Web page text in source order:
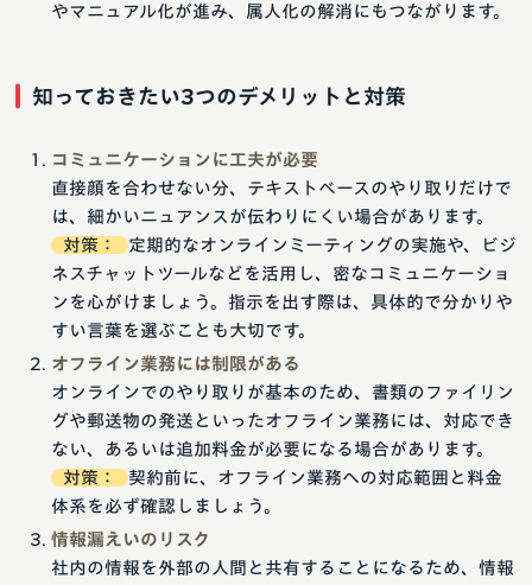
やマニュアル化が進み、属人化の解消にもつながります。
知っておきたい3つのデメリットと対策
コミュニケーションに工夫が必要
直接顔を合わせない分、テキストベースのやり取りだけで
は、細かいニュアンスが伝わりにくい場合があります。
対策：
定期的なオンラインミーティングの実施や、ビジ
ネスチャットツールなどを活用し、密なコミュニケーショ
ンを心がけましょう。指示を出す際は、具体的で分かりや
すい言葉を選ぶことも大切です。
オフライン業務には制限がある
オンラインでのやり取りが基本のため、書類のファイリン
グや郵送物の発送といったオフライン業務には、対応でき
ない、あるいは追加料金が必要になる場合があります。
対策：
契約前に、オフライン業務への対応範囲と料金
体系を必ず確認しましょう。
情報漏えいのリスク
社内の情報を外部の人間と共有することになるため、情報